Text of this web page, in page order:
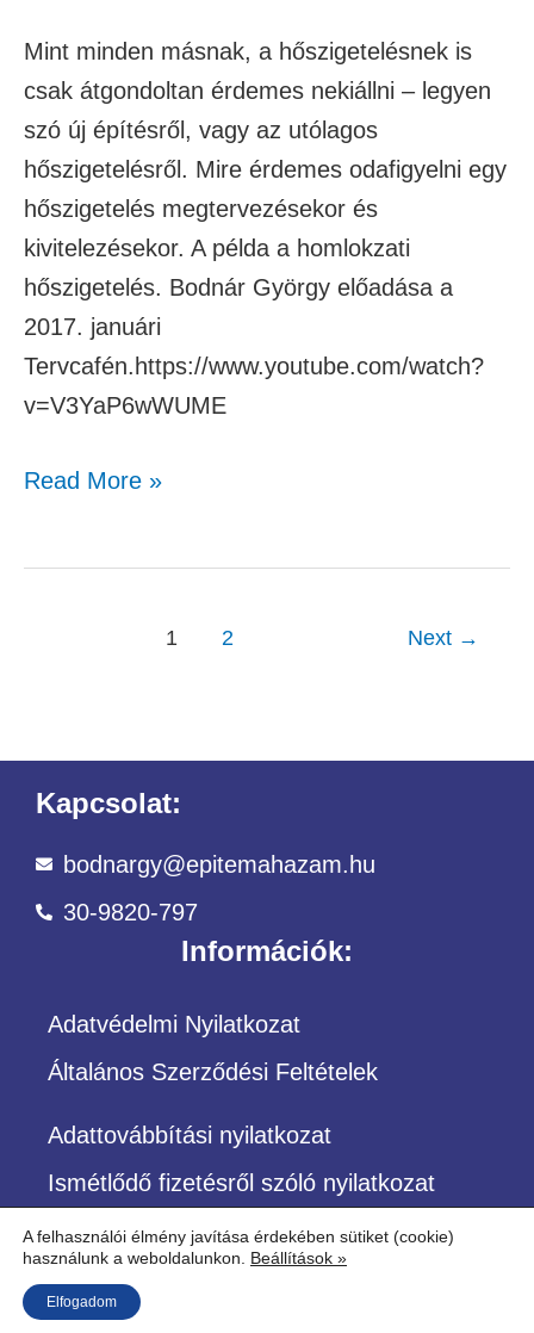
Mint minden másnak, a hőszigetelésnek is
csak átgondoltan érdemes nekiállni – legyen
szó új építésről, vagy az utólagos
hőszigetelésről. Mire érdemes odafigyelni egy
hőszigetelés megtervezésekor és
kivitelezésekor. A példa a homlokzati
hőszigetelés. Bodnár György előadása a
2017. januári
Tervcafén.https://www.youtube.com/watch?
v=V3YaP6wWUME
Read More »
1 2 Next →
Kapcsolat:
bodnargy@epitemahazam.hu
30-9820-797
Információk:
Adatvédelmi Nyilatkozat
Általános Szerződési Feltételek
Adattovábbítási nyilatkozat
Ismétlődő fizetésről szóló nyilatkozat
©Copyright – Minden jog fenntartva
A felhasználói élmény javítása érdekében sütiket (cookie)
használunk a weboldalunkon. Beállítások »
Elfogadom